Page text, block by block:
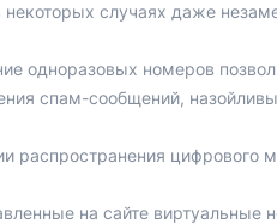
случаях даже
одноразовых номеров
спам-сообщений,
распространения
на сайте виртуальные